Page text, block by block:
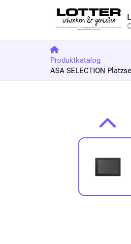
Produktkatalog
ASA SELECTION
Zur Produktbeschreibung